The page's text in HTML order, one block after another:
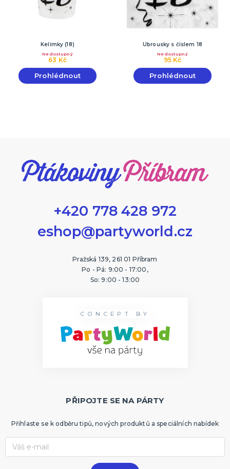
Kelímky (18)
63 Kč
Nedostupný
Prohlédnout
Ubrousky s číslem 18
95 Kč
Nedostupný
Prohlédnout
+420 778 428 972
eshop@partyworld.cz
Pražská 139, 261 01 Příbram
Po - Pá: 9:00 - 17:00,
So: 9:00 - 13:00
CONCEPT BY
PŘIPOJTE SE NA PÁRTY
Přihlaste se k odběru tipů, nových produktů a speciálních nabídek